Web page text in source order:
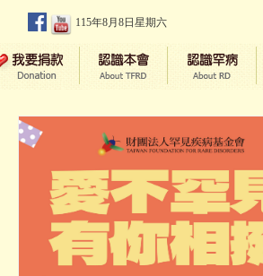
115年8月8日星期六